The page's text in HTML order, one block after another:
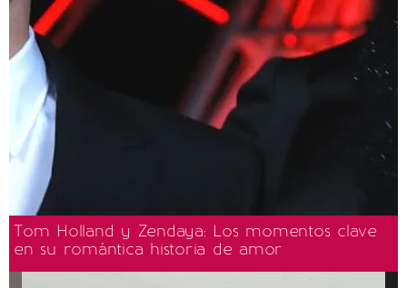
Tom Holland y Zendaya: Los momentos clave
en su romántica historia de amor